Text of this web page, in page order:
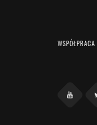
WSPÓŁPRACA
YouTube